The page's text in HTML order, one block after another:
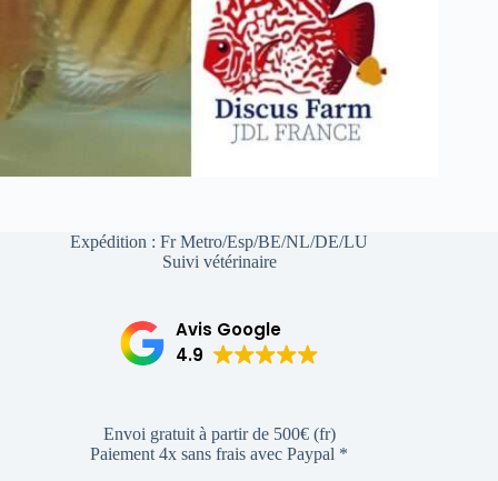
Expédition : Fr Metro/Esp/BE/NL/DE/LU
Suivi vétérinaire
Avis Google
4.9
Envoi gratuit à partir de 500€ (fr)
Paiement 4x sans frais avec Paypal *